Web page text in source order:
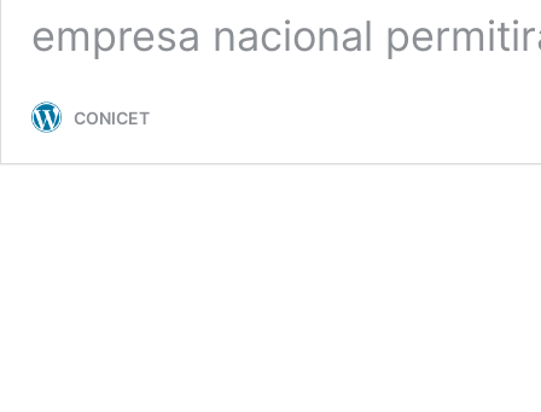
empresa nacional
CONICET